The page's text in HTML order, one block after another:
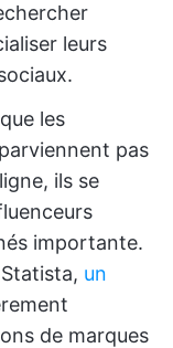
leurs
les
pas
ils se
importante.
un
de marques